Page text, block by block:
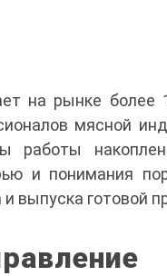
на рынке более
мясной
работы
и понимания
выпуска готовой